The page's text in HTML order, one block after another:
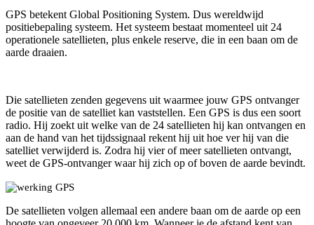
GPS betekent Global Positioning System. Dus wereldwijd
positiebepaling systeem. Het systeem bestaat momenteel uit 24
operationele satellieten, plus enkele reserve, die in een baan om de
aarde draaien.
Die satellieten zenden gegevens uit waarmee jouw GPS ontvanger
de positie van de satelliet kan vaststellen. Een GPS is dus een soort
radio. Hij zoekt uit welke van de 24 satellieten hij kan ontvangen en
aan de hand van het tijdssignaal rekent hij uit hoe ver hij van die
satelliet verwijderd is. Zodra hij vier of meer satellieten ontvangt,
weet de GPS-ontvanger waar hij zich op of boven de aarde bevindt.
De satellieten volgen allemaal een andere baan om de aarde op een